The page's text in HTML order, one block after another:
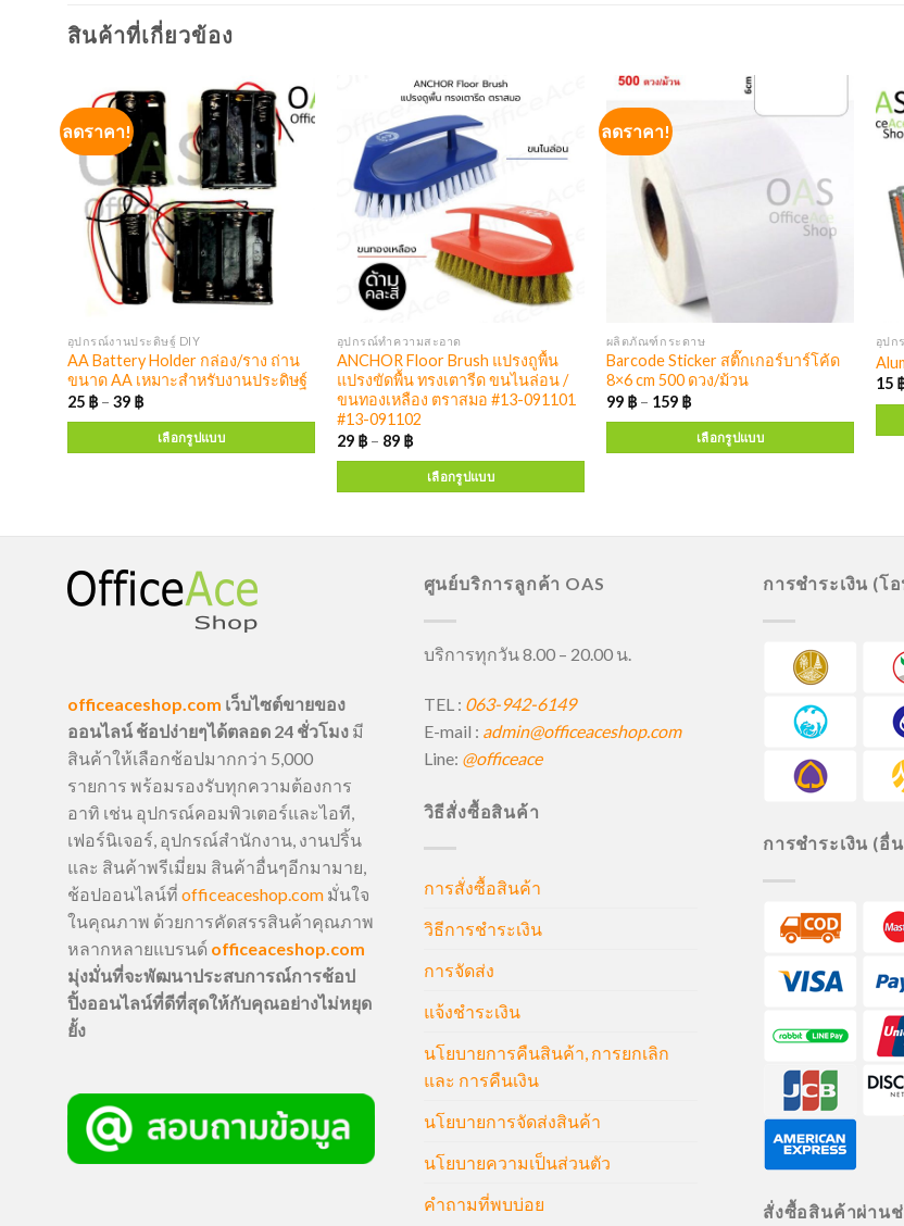
สินค้าที่เกี่ยวข้อง
ลดราคา!
อุปกรณ์งานประดิษฐ์ DIY
AA Battery Holder กล่อง/ราง ถ่าน
ขนาด AA เหมาะสำหรับงานประดิษฐ์
25 ฿– 39 ฿
เลือกรูปแบบ
อุปกรณ์ทำความสะอาด
ANCHOR Floor Brush แปรงถูพื้น
แปรงขัดพื้น ทรงเตารีด ขนไนล่อน /
ขนทองเหลือง ตราสมอ #13-091101
#13-091102
29 ฿– 89 ฿
เลือกรูปแบบ
ลดราคา!
ผลิตภัณฑ์กระดาษ
Barcode Sticker สติ๊กเกอร์บาร์โค้ด
8×6 cm 500 ดวง/ม้วน
99 ฿– 159 ฿
เลือกรูปแบบ
อุปก
15
officeaceshop.com เว็บไซต์ขายของ
ออนไลน์ ช้อปง่ายๆได้ตลอด 24 ชั่วโมง มี
สินค้าให้เลือกช้อปมากกว่า 5,000
รายการ พร้อมรองรับทุกความต้องการ
อาทิ เช่น อุปกรณ์คอมพิวเตอร์และไอที,
เฟอร์นิเจอร์, อุปกรณ์สำนักงาน, งานปริ้น
และ สินค้าพรีเมี่ยม สินค้าอื่นๆอีกมามาย,
ช้อปออนไลน์ที่ officeaceshop.com มั่นใจ
ในคุณภาพ ด้วยการคัดสรรสินค้าคุณภาพ
หลากหลายแบรนด์ officeaceshop.com
มุ่งมั่นที่จะพัฒนาประสบการณ์การช้อป
ปิ้งออนไลน์ที่ดีที่สุดให้กับคุณอย่างไม่หยุด
ยั้ง
ศูนย์บริการลูกค้า OAS
บริการทุกวัน 8.00 – 20.00 น.
TEL : 063-942-6149
E-mail : admin@officeaceshop.com
Line: @officeace
วิธีสั่งซื้อสินค้า
การสั่งซื้อสินค้า
วิธีการชำระเงิน
การจัดส่ง
แจ้งชำระเงิน
นโยบายการคืนสินค้า, การยกเลิก
และ การคืนเงิน
นโยบายการจัดส่งสินค้า
นโยบายความเป็นส่วนตัว
คำถามที่พบบ่อย
การชำระเงิน (โ
การชำระเงิน (อื่
สั่งซื้อสินค้าผ่าน